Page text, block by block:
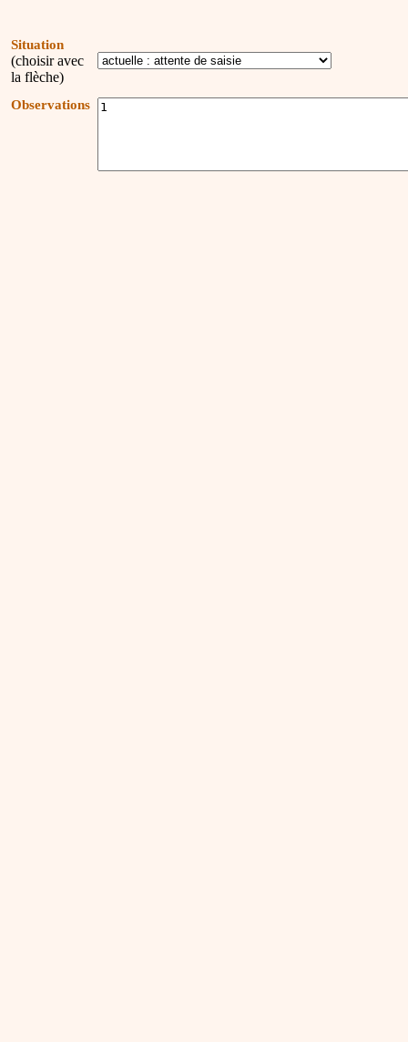
Situation
(choisir avec
la flèche)
Observations